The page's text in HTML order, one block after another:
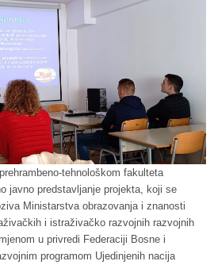
tehnološkom fakulteta
javno predstavljanje projekta, koji se
Ministarstva obrazovanja i znanosti
i istraživačko razvojnih razvojnih
u privredi Federaciji Bosne i
programom Ujedinjenih nacija